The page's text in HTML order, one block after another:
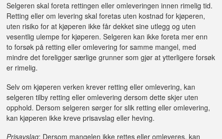
Selgeren skal foreta rettingen eller omleveringen innen rimelig tid.
Retting eller om levering skal foretas uten kostnad for kjøperen,
uten risiko for at kjøperen ikke får dekket sine utlegg og uten
vesentlig ulempe for kjøperen. Selgeren kan ikke foreta mer enn
to forsøk på retting eller omlevering for samme mangel, med
mindre det foreligger særlige grunner som gjør at ytterligere forsøk
er rimelig.
Selv om kjøperen verken krever retting eller omlevering, kan
selgeren tilby retting eller omlevering dersom dette skjer uten
opphold. Dersom selgeren sørger for slik retting eller omlevering,
kan kjøperen ikke kreve prisavslag eller heving.
Prisavslag: Dersom mangelen ikke rettes eller omleveres, kan